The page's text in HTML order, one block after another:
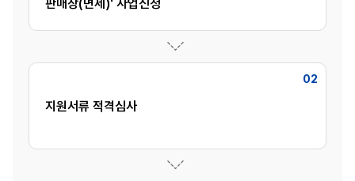
판매장(면세)' 사업신청
02
지원서류 적격심사